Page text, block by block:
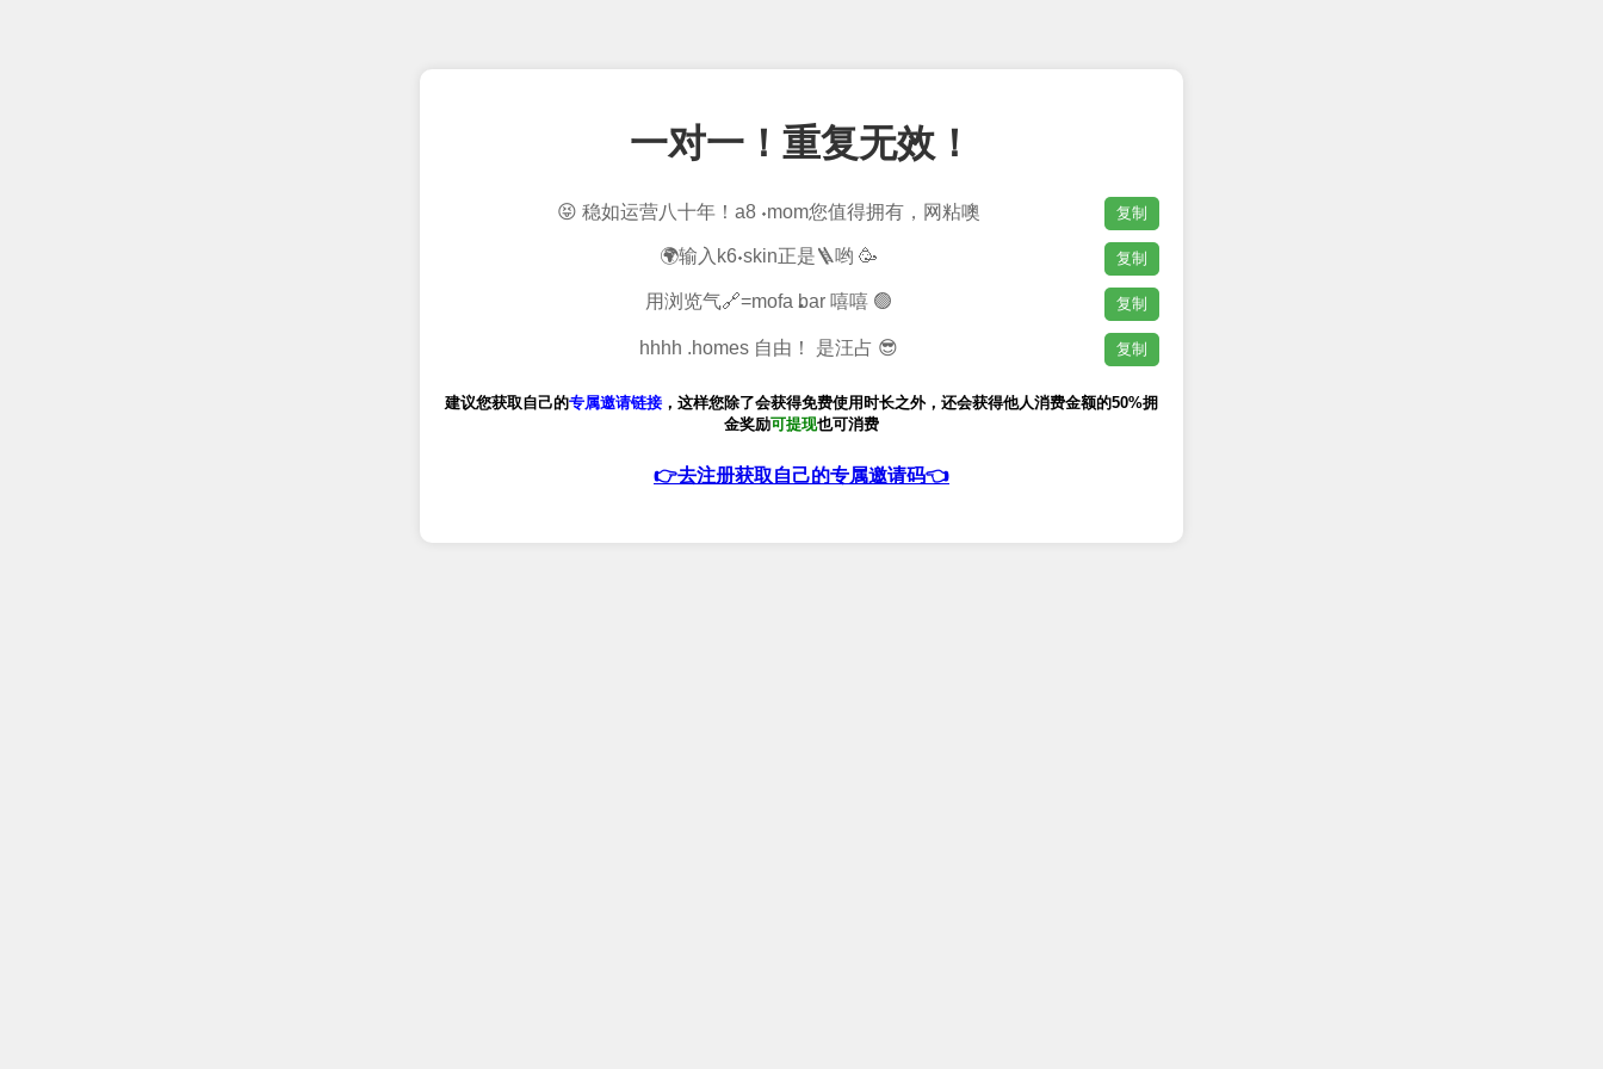
一对一！重复无效！
😝 稳如运营八十年！a8 𝆺mom您值得拥有，网粘噢 复制
🌍输入k6𝆺skin正是🪜哟 🥳 复制
用浏览气🔗=mofa 𝅘bar 嘻嘻 🟢 复制
hhhh .homes 自由！ 是汪占 😎 复制
建议您获取自己的专属邀请链接 ，这样您除了会获得免费使用时长之外，还会获得他人消费金额的50%拥
金奖励可提现也可消费
👉去注册获取自己的专属邀请码👈